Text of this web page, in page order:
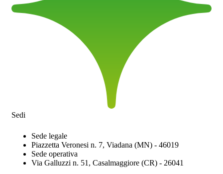
Sedi
Sede legale
Piazzetta Veronesi n. 7, Viadana (MN) - 46019
Sede operativa
Via Galluzzi n. 51, Casalmaggiore (CR) - 26041